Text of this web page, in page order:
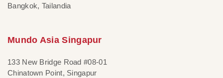
Bangkok, Tailandia
Mundo Asia Singapur
133 New Bridge Road #08-01
Chinatown Point, Singapur